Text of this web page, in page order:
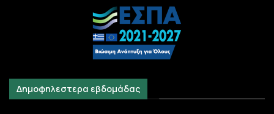
Δημοφηλεστερα εβδομάδας